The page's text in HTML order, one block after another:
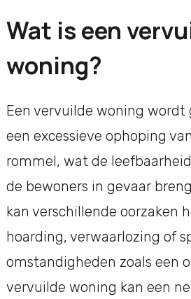
Wat is een
woning?
Een vervuilde woning wordt
een excessieve ophoping
rommel, wat de
de bewoners in gevaar
kan verschillende oorzaken
hoarding, verwaarlozing of
omstandigheden zoals een
vervuilde woning kan een